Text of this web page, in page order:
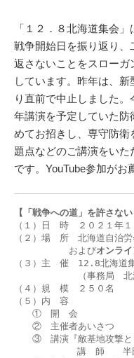
「１２．８北海道集会
戦争開始日を振り返り、
返さないことをスロー
しています。昨年は、
り直前で中止しました
年講演を予定していた
めてお招きし、専守防衛
題点などのご講演をいた
です。YouTube参加がお
【「戦争への道」を許さな
（１）日　時　２０２１年
（２）場　所　北海道自治
およびオンラ
（３）主　催　12.8北海道
（事務局　北海道平
（４）規　模　２５０名
（５）内　容
①　開　会
②　主催者あいさつ
③　講演『敵基地攻撃と日
講　師　　半田　滋